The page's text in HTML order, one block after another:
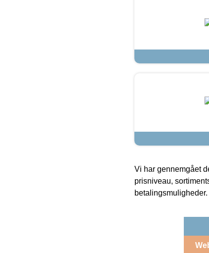
Vi har gennemgået
prisniveau,
betalingsmuligheder.